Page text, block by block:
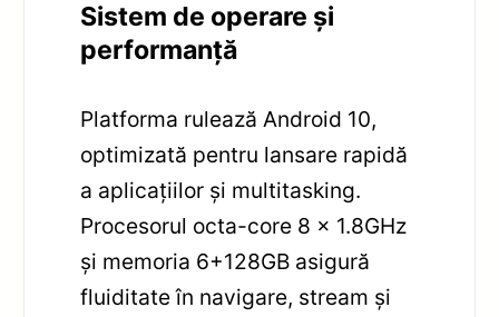
Sistem de operare și
performanță
Platforma rulează Android 10,
optimizată pentru lansare rapidă
a aplicațiilor și multitasking.
Procesorul octa-core 8 x 1.8GHz
și memoria 6+128GB asigură
fluiditate în navigare, stream și